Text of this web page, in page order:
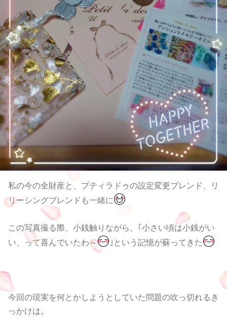
私の今の全財産と、プティラドゥの設定変更ブレンド、リ
リーシングブレンドも一緒に
この写真撮る際、小銭触りながら、｢小さい頃は小銭がい
い、って喜んでいたわ～
｣という記憶が蘇ってきた
今回の現実を何とかしようとしていた問題の吹っ切れるき
っかけは。